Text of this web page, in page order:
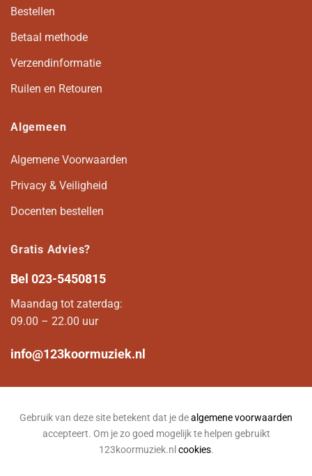
Bestellen
Betaal methode
Verzendinformatie
Ruilen en Retouren
Algemeen
Algemene Voorwaarden
Privacy & Veiligheid
Docenten bestellen
Gratis Advies?
Bel 023-5450815
Maandag tot zaterdag:
09.00 – 22.00 uur
info@123koormuziek.nl
Gebruik van deze site betekent dat je dealgemene voorwaarden
accepteert. Om je zo goed mogelijk te helpen gebruikt
123koormuziek.nl cookies.